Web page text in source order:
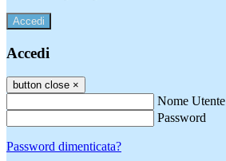
Accedi
Accedi
button close ×
Nome Utente
Password
Password dimenticata?